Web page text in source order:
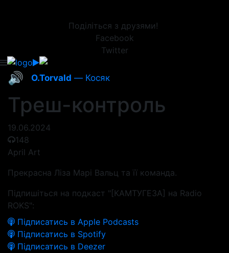
Поділіться з друзями!
Facebook
Twitter
🔊 O.Torvald — Косяк
Треш-контроль
19.06.2024
148
April Art
Прекрасна Ліза Марі Вальц та її команда.
Підпишіться на подкаст "[КАМТУГЕЗА] на Radio
ROKS":
Підписатись в Apple Podcasts
Підписатись в Spotify
Підписатись в Deezer